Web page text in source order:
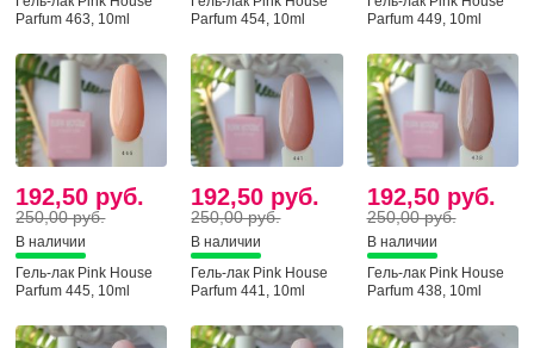
Parfum 463, 10ml
Parfum 454, 10ml
Parfum 449, 10ml
192,50 руб.
250,00 руб.
В наличии
Гель-лак Pink House
Parfum 445, 10ml
192,50 руб.
250,00 руб.
В наличии
Гель-лак Pink House
Parfum 441, 10ml
192,50 руб.
250,00 руб.
В наличии
Гель-лак Pink House
Parfum 438, 10ml